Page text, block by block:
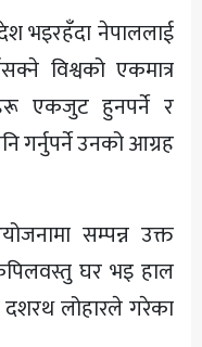
भइरहँदा नेपाललाई
विश्वको एकमात्र
एकजुट हुनपर्ने र
गर्नुपर्ने उनको आग्रह
सम्पन्न उक्त
घर भइ हाल
लोहारले गरेका